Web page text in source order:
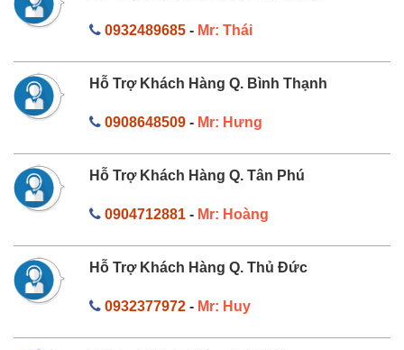
0932489685- Mr: Thái
Hỗ Trợ Khách Hàng Q. Bình Thạnh
0908648509- Mr: Hưng
Hỗ Trợ Khách Hàng Q. Tân Phú
0904712881- Mr: Hoàng
Hỗ Trợ Khách Hàng Q. Thủ Đức
0932377972- Mr: Huy